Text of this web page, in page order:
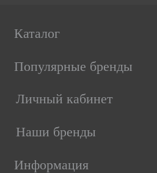
Каталог
Популярные бренды
Личный кабинет
Наши бренды
Информация